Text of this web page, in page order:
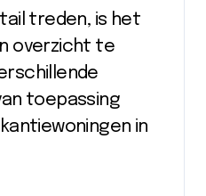
treden, is het
overzicht te
toepassing
in